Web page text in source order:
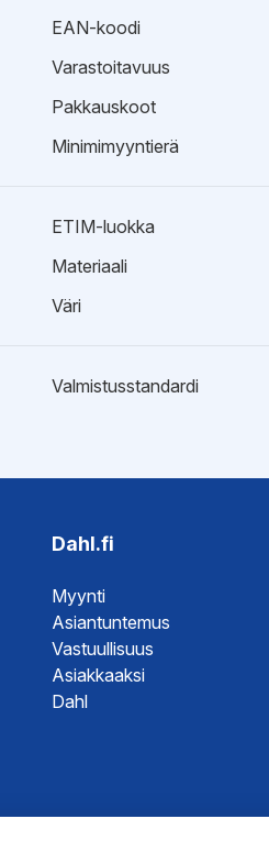
EAN-koodi
Varastoitavuus
Pakkauskoot
Minimimyyntierä
ETIM-luokka
Materiaali
Väri
Valmistusstandardi
Dahl.fi
Myynti
Asiantuntemus
Vastuullisuus
Asiakkaaksi
Dahl